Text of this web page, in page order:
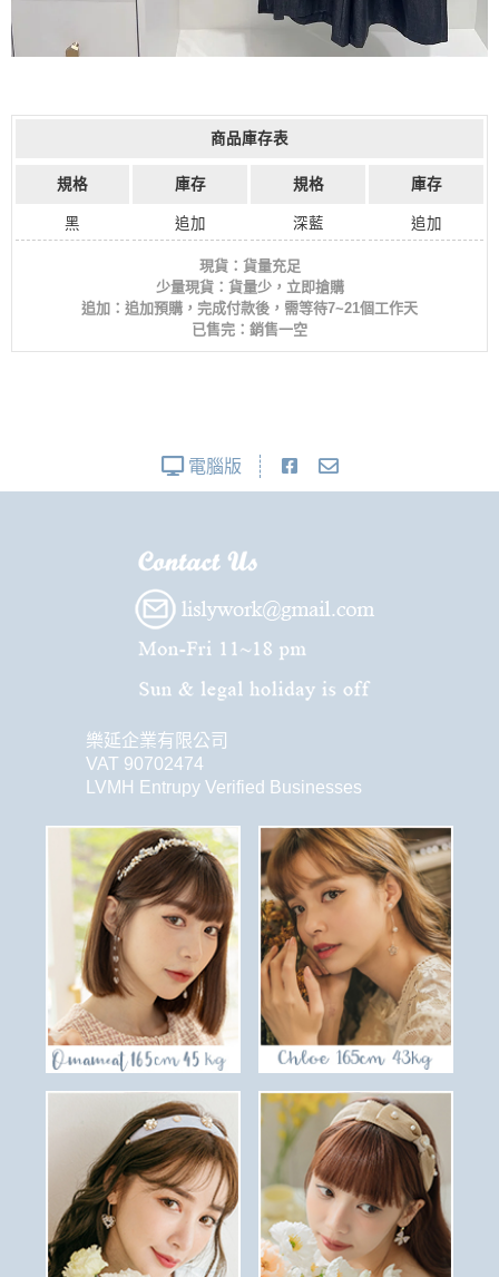
商品庫存表
規格 庫存 規格 庫存
黑 追加 深藍 追加
現貨：貨量充足
少量現貨：貨量少，立即搶購
追加：追加預購，完成付款後，需等待7~21個工作天
已售完：銷售一空
電腦版
樂延企業有限公司
VAT 90702474
LVMH Entrupy Verified Businesses